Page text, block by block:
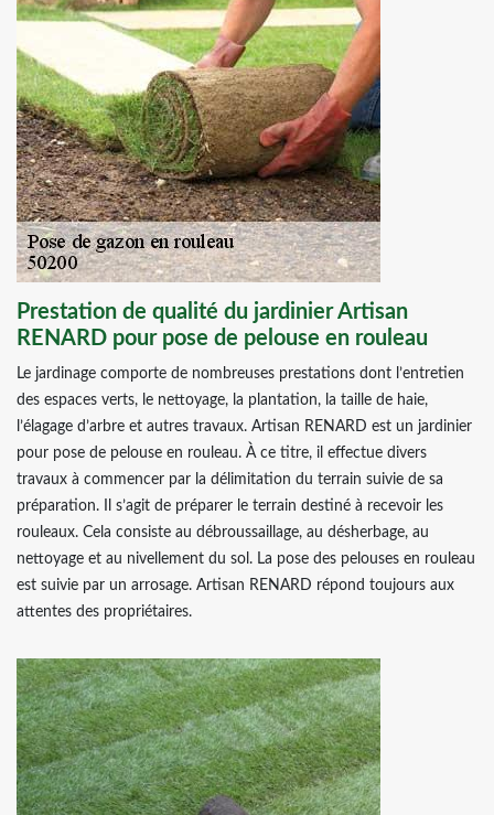
Prestation de qualité du jardinier Artisan
RENARD pour pose de pelouse en rouleau
Le jardinage comporte de nombreuses prestations dont l’entretien
des espaces verts, le nettoyage, la plantation, la taille de haie,
l’élagage d’arbre et autres travaux. Artisan RENARD est un jardinier
pour pose de pelouse en rouleau. À ce titre, il effectue divers
travaux à commencer par la délimitation du terrain suivie de sa
préparation. Il s’agit de préparer le terrain destiné à recevoir les
rouleaux. Cela consiste au débroussaillage, au désherbage, au
nettoyage et au nivellement du sol. La pose des pelouses en rouleau
est suivie par un arrosage. Artisan RENARD répond toujours aux
attentes des propriétaires.